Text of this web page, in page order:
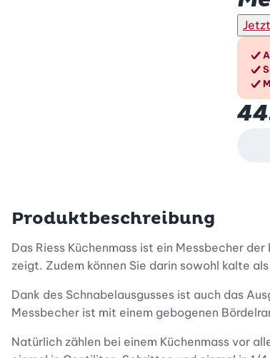
Produktbeschreibung
Das Riess Küchenmass ist ein Messbecher
zeigt. Zudem können Sie darin sowohl kalte
Dank des Schnabelausgusses ist auch das
Messbecher ist mit einem gebogenen
Natürlich zählen bei einem Küchenmass vor